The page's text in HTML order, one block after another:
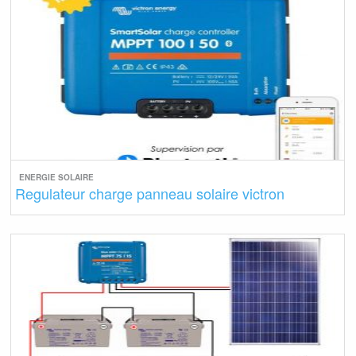
ENERGIE SOLAIRE
Regulateur charge panneau solaire victron